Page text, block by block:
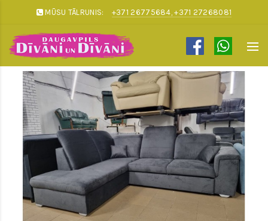
MŪSU TĀLRUNIS: +371 26775684, +371 27268081